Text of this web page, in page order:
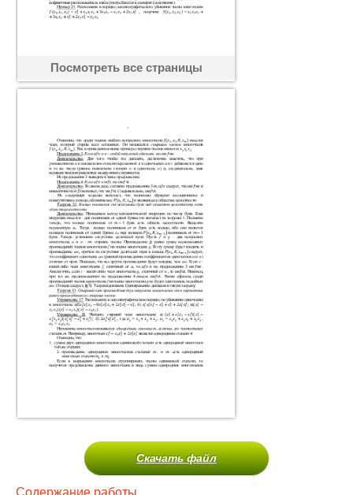
Посмотреть все страницы
Скачать файл
Содержание работы